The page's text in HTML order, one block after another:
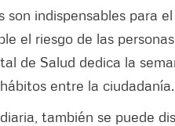
indispensables para
el riesgo de las
de Salud dedica la
entre la ciudadanía.
también se puede